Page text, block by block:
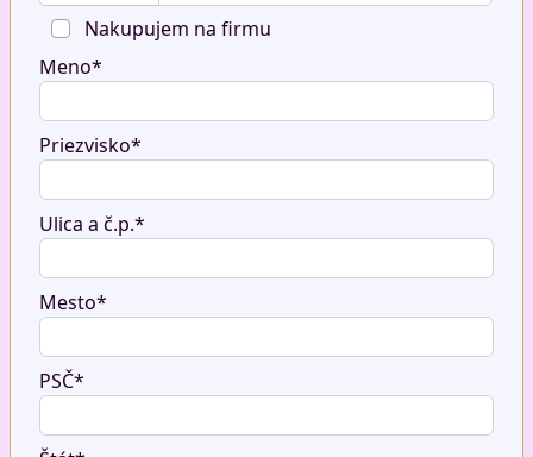
Nakupujem na firmu
Meno*
Priezvisko*
Ulica a č.p.*
Mesto*
PSČ*